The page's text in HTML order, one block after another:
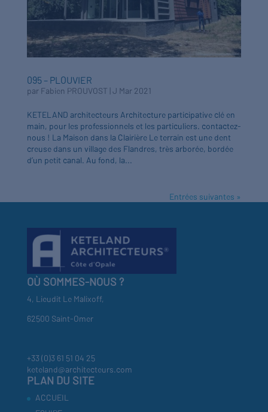
095 – PLOUVIER
par Fabien PROUVOST |J Mar 2021
KETELAND architecteurs Architecture participative clé en
main, pour les professionnels et les particuliers. contactez-
nous ! La Maison dans la Clairière Le terrain est une dent
creuse dans un village des Flandres, très arborée, bordée
d’un petit canal. Au fond, la...
Entrées suivantes »
OÙ SOMMES-NOUS ?
4, Lieudit Le Malixoff,
62500 Saint-Omer
+33 (0)3 61 51 04 25
keteland@architecteurs.com
PLAN DU SITE
ACCUEIL